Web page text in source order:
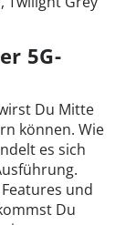
5G-
Du Mitte
können. Wie
es sich
und
Du